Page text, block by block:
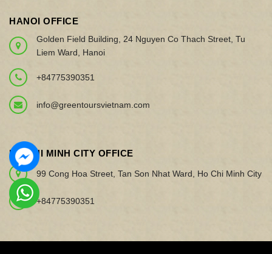
HANOI OFFICE
Golden Field Building, 24 Nguyen Co Thach Street, Tu
Liem Ward, Hanoi
+84775390351
info@greentoursvietnam.com
HO CHI MINH CITY OFFICE
99 Cong Hoa Street, Tan Son Nhat Ward, Ho Chi Minh City
+84775390351